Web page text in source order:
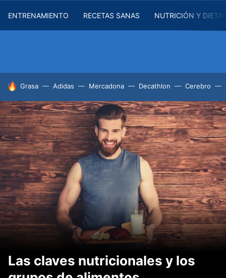
ENTRENAMIENTO RECETAS SANAS NUTRICIÓN Y
HOY SE HABLA DE
Grasa Adidas Mercadona Decathlon Cerebro
Las claves nutricionales y los